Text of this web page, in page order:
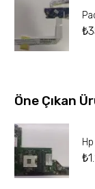
₺
Öne Çıkan
₺